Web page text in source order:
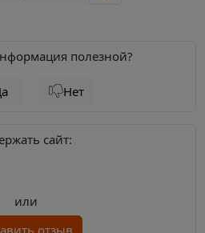
полезной?
Нет
сайт:
или
отзыв